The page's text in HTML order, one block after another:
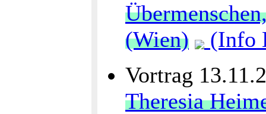
(Wien)
(Info
Vortrag
Theresia